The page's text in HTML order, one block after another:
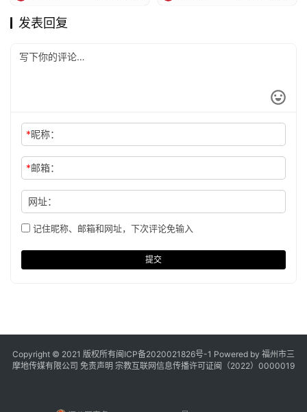
发表回复
*昵称：
*邮箱：
网址：
记住昵称、邮箱和网址，下次评论免输入
提交
Copyright © 2021 版权所有闽ICP备2020021826号-1 Powered by 福州市三
摩地传媒有限公司 免责声明 宗教互联网信息传播许可证闽（2022）0000019